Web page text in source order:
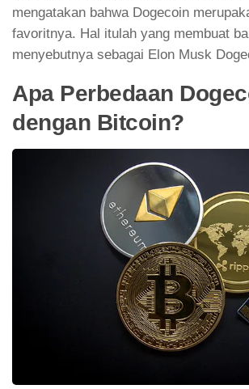
mengatakan bahwa Dogecoin
favoritnya. Hal itulah yang membuat
menyebutnya sebagai Elon Musk
Apa Perbedaan
dengan Bitcoin?